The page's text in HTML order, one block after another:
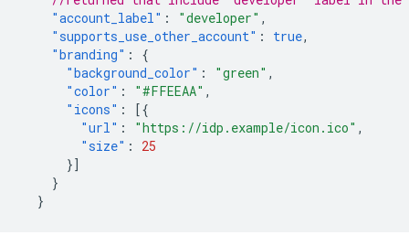
"account_label" : "developer" ,
"supports_use_other_account" : true,
"branding" :
{
"background_color" : "green" ,
"color" : "#FFEEAA" ,
"icons" :
[{
"url" : "https://idp.example/icon.ico" ,
"size" :
25
}]
}
}